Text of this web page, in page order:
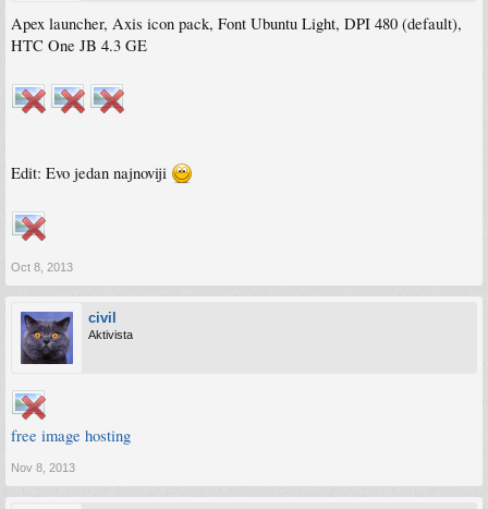
Apex launcher, Axis icon pack, Font Ubuntu Light, DPI 480 (default),
HTC One JB 4.3 GE
Edit: Evo jedan najnoviji
Oct 8, 2013
civil
Aktivista
free image hosting
Nov 8, 2013